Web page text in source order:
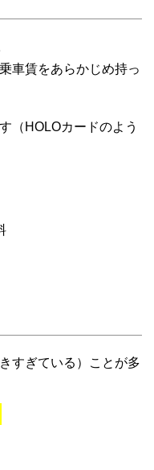
車賃をあらかじめ持っ
（HOLOカードのよう
すぎている）ことが多